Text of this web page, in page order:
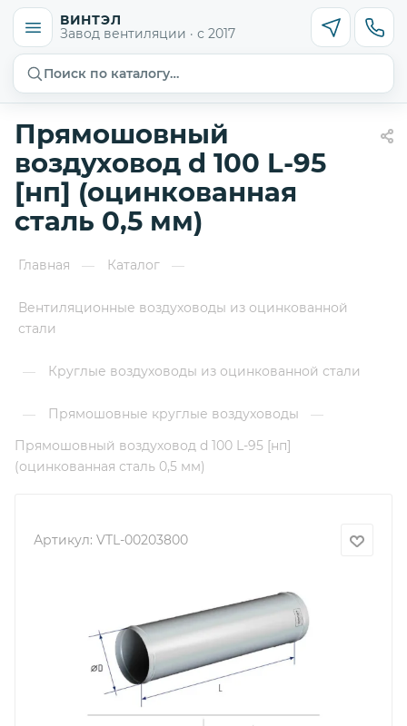
ВИНТЭЛ
Завод вентиляции · с 2017
Поиск по каталогу…
Прямошовный
воздуховод d 100 L-95
[нп] (оцинкованная
сталь 0,5 мм)
Главная — Каталог —
Вентиляционные воздуховоды из оцинкованной
стали
— Круглые воздуховоды из оцинкованной стали
— Прямошовные круглые воздуховоды
—
Прямошовный воздуховод d 100 L-95 [нп]
(оцинкованная сталь 0,5 мм)
Артикул: VTL-00203800